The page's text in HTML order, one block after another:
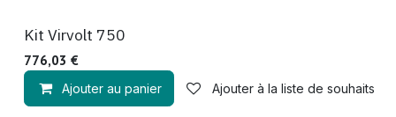
Installation incluse
Kit Virvolt 750
776,03 €
Ajouter au panier Ajouter à la liste de souhaits